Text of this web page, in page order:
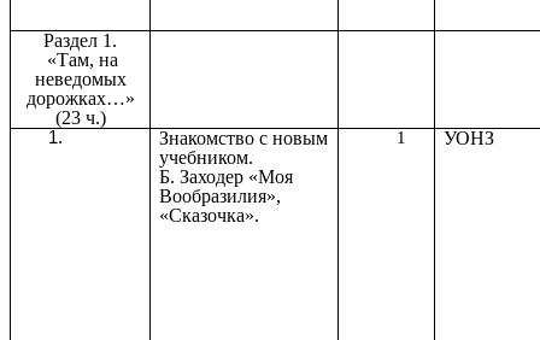
Раздел 1.
«Там, на
неведомых
дорожках…»
(23 ч.)
Знакомство с новым
учебником.
Б. Заходер «Моя
Вообразилия»,
«Сказочка».
1 УОНЗ